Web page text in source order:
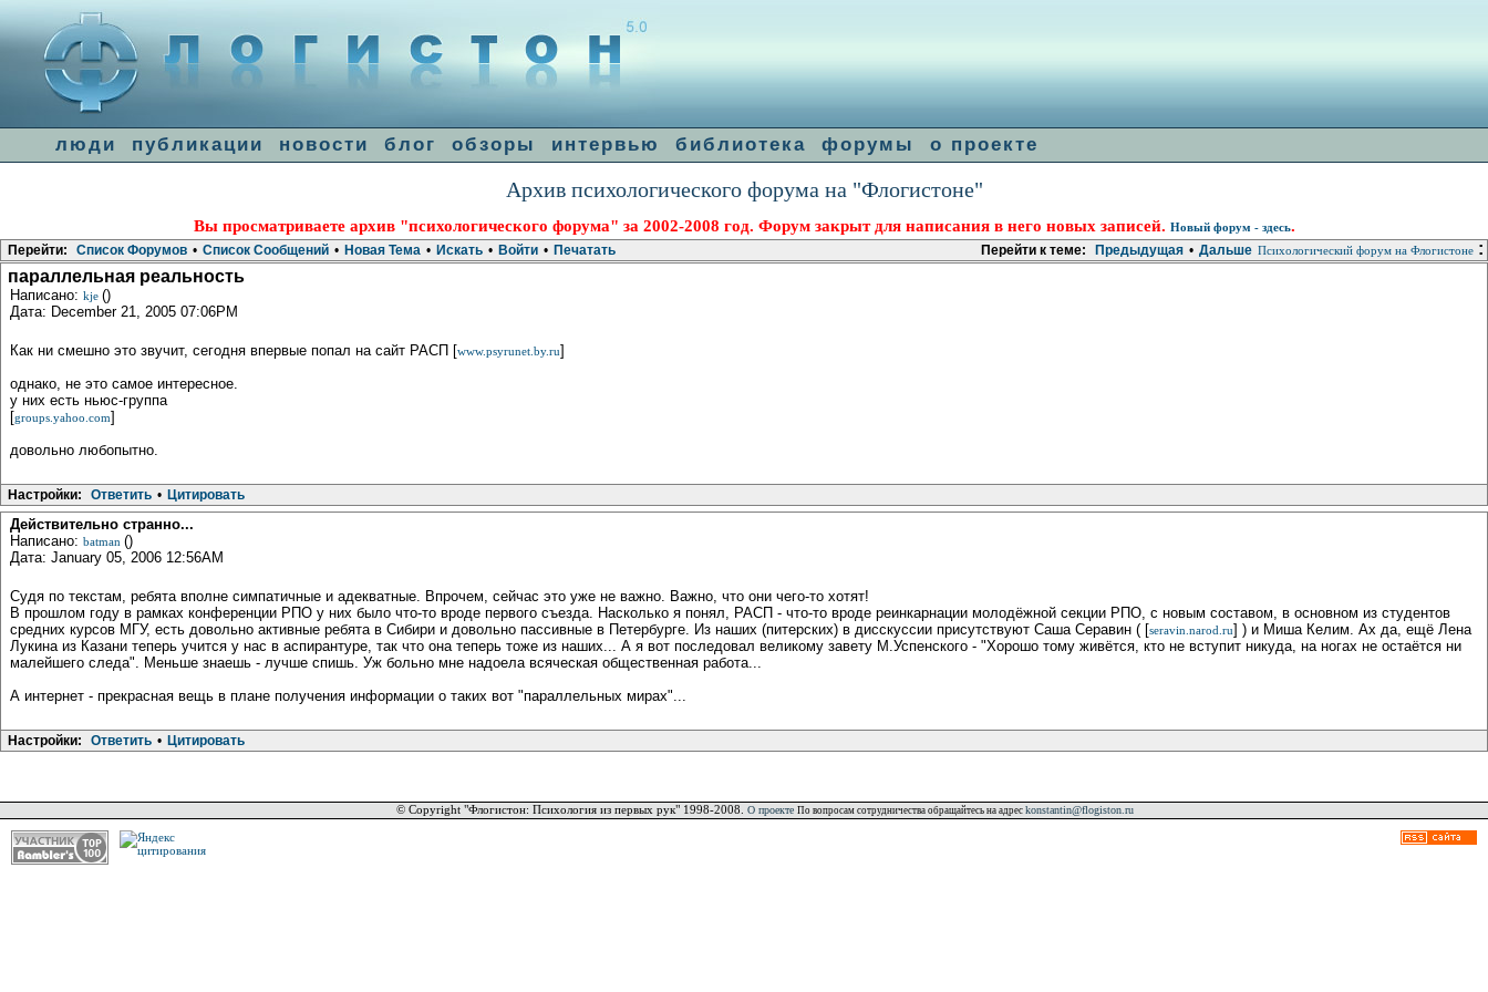
люди публикации новости блог обзоры интервью библиотека форумы о проекте
Архив психологического форума на "Флогистоне"
Вы просматриваете архив "психологического форума" за 2002-2008 год. Форум закрыт для написания в него новых записей. Новый форум - здесь.
Психологический форум на Флогистоне :
Перейти к теме: Предыдущая • Дальше
Перейти: Список Форумов • Список Сообщений • Новая Тема • Искать • Войти • Печатать
параллельная реальность
Написано: kje ()
Дата: December 21, 2005 07:06PM
Как ни смешно это звучит, сегодня впервые попал на сайт РАСП [www.psyrunet.by.ru]
однако, не это самое интересное.
у них есть ньюс-группа
[groups.yahoo.com]
довольно любопытно.
Настройки: Ответить • Цитировать
Действительно странно...
Написано: batman ()
Дата: January 05, 2006 12:56AM
Судя по текстам, ребята вполне симпатичные и адекватные. Впрочем, сейчас это уже не важно. Важно, что они чего-то хотят!
В прошлом году в рамках конференции РПО у них было что-то вроде первого съезда. Насколько я понял, РАСП - что-то вроде реинкарнации молодёжной секции РПО, с новым составом, в основном из студентов
средних курсов МГУ, есть довольно активные ребята в Сибири и довольно пассивные в Петербурге. Из наших (питерских) в дисскуссии присутствуют Саша Серавин ( [seravin.narod.ru] ) и Миша Келим. Ах да, ещё Лена
Лукина из Казани теперь учится у нас в аспирантуре, так что она теперь тоже из наших... А я вот последовал великому завету М.Успенского - "Хорошо тому живётся, кто не вступит никуда, на ногах не остаётся ни
малейшего следа". Меньше знаешь - лучше спишь. Уж больно мне надоела всяческая общественная работа...
А интернет - прекрасная вещь в плане получения информации о таких вот "параллельных мирах"...
Настройки: Ответить • Цитировать
© Copyright "Флогистон: Психология из первых рук" 1998-2008. О проекте По вопросам сотрудничества обращайтесь на адрес konstantin@flogiston.ru